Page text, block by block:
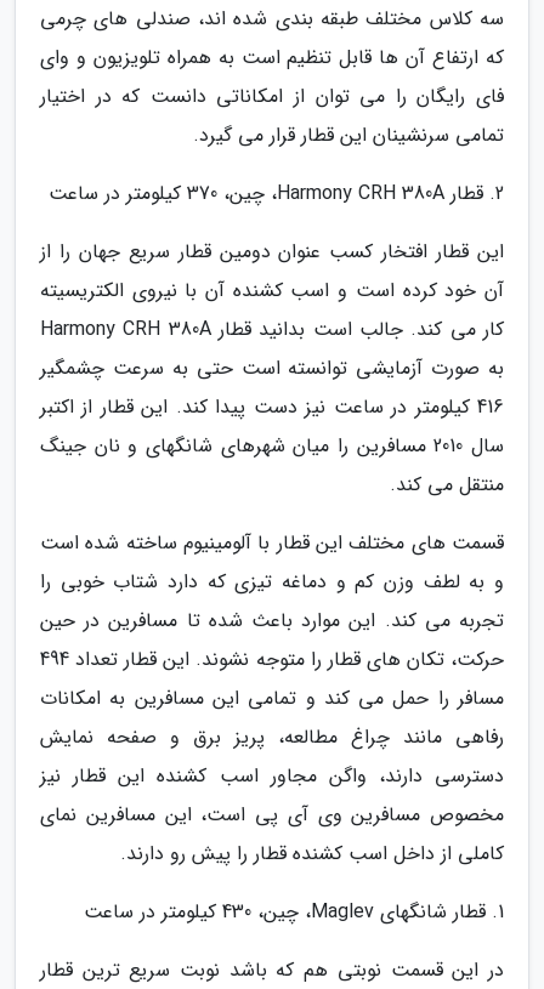
سه کلاس مختلف طبقه بندی شده اند، صندلی های چرمی
که ارتفاع آن ها قابل تنظیم است به همراه تلویزیون و وای
فای رایگان را می توان از امکاناتی دانست که در اختیار
تمامی سرنشینان این قطار قرار می گیرد.
2. قطار Harmony CRH 380A، چین، 370 کیلومتر در ساعت
این قطار افتخار کسب عنوان دومین قطار سریع جهان را از
آن خود کرده است و اسب کشنده آن با نیروی الکتریسیته
کار می کند. جالب است بدانید قطار Harmony CRH 380A
به صورت آزمایشی توانسته است حتی به سرعت چشمگیر
416 کیلومتر در ساعت نیز دست پیدا کند. این قطار از اکتبر
سال 2010 مسافرین را میان شهرهای شانگهای و نان جینگ
منتقل می کند.
قسمت های مختلف این قطار با آلومینیوم ساخته شده است
و به لطف وزن کم و دماغه تیزی که دارد شتاب خوبی را
تجربه می کند. این موارد باعث شده تا مسافرین در حین
حرکت، تکان های قطار را متوجه نشوند. این قطار تعداد 494
مسافر را حمل می کند و تمامی این مسافرین به امکانات
رفاهی مانند چراغ مطالعه، پریز برق و صفحه نمایش
دسترسی دارند، واگن مجاور اسب کشنده این قطار نیز
مخصوص مسافرین وی آی پی است، این مسافرین نمای
کاملی از داخل اسب کشنده قطار را پیش رو دارند.
1. قطار شانگهای Maglev، چین، 430 کیلومتر در ساعت
در این قسمت نوبتی هم که باشد نوبت سریع ترین قطار